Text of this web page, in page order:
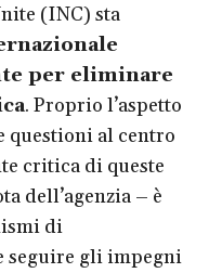
(INC) sta
per eliminare
. Proprio l’aspetto
questioni al centro
critica di queste
dell’agenzia – è
di
seguire gli impegni